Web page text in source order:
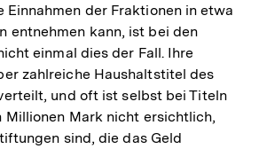
Einnahmen der Fraktionen in etwa
entnehmen kann, ist bei den
einmal dies der Fall. Ihre
zahlreiche Haushaltstitel des
und oft ist selbst bei Titeln
Millionen Mark nicht ersichtlich,
sind, die das Geld